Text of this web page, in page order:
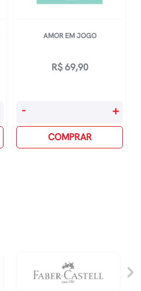
AMOR EM JOGO
R$69,90
Amor
quantidade
- +
COMPRAR